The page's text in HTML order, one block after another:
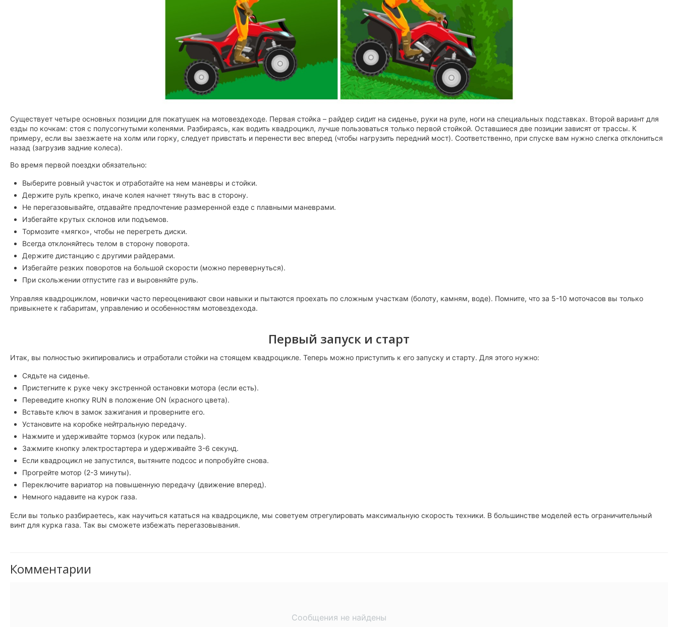
Существует четыре основных позиции для покатушек на мотовездеходе. Первая стойка – райдер сидит на сиденье, руки на руле, ноги на специальных подставках. Второй вариант для
езды по кочкам: стоя с полусогнутыми коленями. Разбираясь, как водить квадроцикл, лучше пользоваться только первой стойкой. Оставшиеся две позиции зависят от трассы. К
примеру, если вы заезжаете на холм или горку, следует привстать и перенести вес вперед (чтобы нагрузить передний мост). Соответственно, при спуске вам нужно слегка отклониться
назад (загрузив задние колеса).
Во время первой поездки обязательно:
Выберите ровный участок и отработайте на нем маневры и стойки.
Держите руль крепко, иначе колея начнет тянуть вас в сторону.
Не перегазовывайте, отдавайте предпочтение размеренной езде с плавными маневрами.
Избегайте крутых склонов или подъемов.
Тормозите «мягко», чтобы не перегреть диски.
Всегда отклоняйтесь телом в сторону поворота.
Держите дистанцию с другими райдерами.
Избегайте резких поворотов на большой скорости (можно перевернуться).
При скольжении отпустите газ и выровняйте руль.
Управляя квадроциклом, новички часто переоценивают свои навыки и пытаются проехать по сложным участкам (болоту, камням, воде). Помните, что за 5-10 моточасов вы только
привыкнете к габаритам, управлению и особенностям мотовездехода.
Первый запуск и старт
Итак, вы полностью экипировались и отработали стойки на стоящем квадроцикле. Теперь можно приступить к его запуску и старту. Для этого нужно:
Сядьте на сиденье.
Пристегните к руке чеку экстренной остановки мотора (если есть).
Переведите кнопку RUN в положение ON (красного цвета).
Вставьте ключ в замок зажигания и проверните его.
Установите на коробке нейтральную передачу.
Нажмите и удерживайте тормоз (курок или педаль).
Зажмите кнопку электростартера и удерживайте 3-6 секунд.
Если квадроцикл не запустился, вытяните подсос и попробуйте снова.
Прогрейте мотор (2-3 минуты).
Переключите вариатор на повышенную передачу (движение вперед).
Немного надавите на курок газа.
Если вы только разбираетесь, как научиться кататься на квадроцикле, мы советуем отрегулировать максимальную скорость техники. В большинстве моделей есть ограничительный
винт для курка газа. Так вы сможете избежать перегазовывания.
Комментарии
Сообщения не найдены